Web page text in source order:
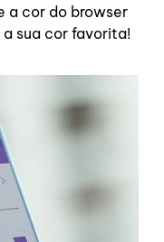
a cor do browser
sua cor favorita!